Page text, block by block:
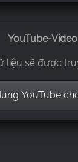
Viele
Alles
und einen
schön für
YouTube-Video
liệu sẽ được
YouTube